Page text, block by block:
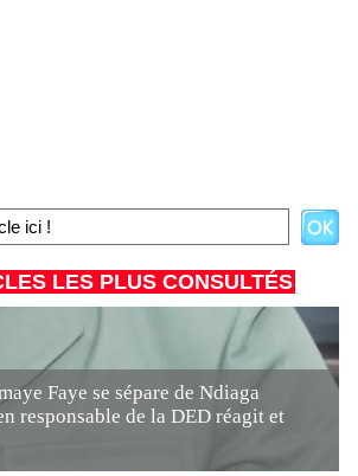
LES PLUS CONSULTÉS
Faye se sépare de Ndiaga
responsable de la DED réagit et